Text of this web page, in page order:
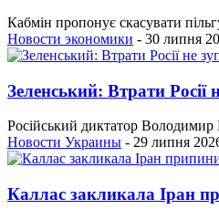
Кабмін пропонує скасувати
Новости экономики - 30 липня
Зеленський: Втрати Росії
Російський диктатор
Новости Украины - 29 липня
Каллас закликала Іран